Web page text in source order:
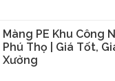
Màng PE Khu Công
Phú Thọ | Giá Tốt,
Xưởng